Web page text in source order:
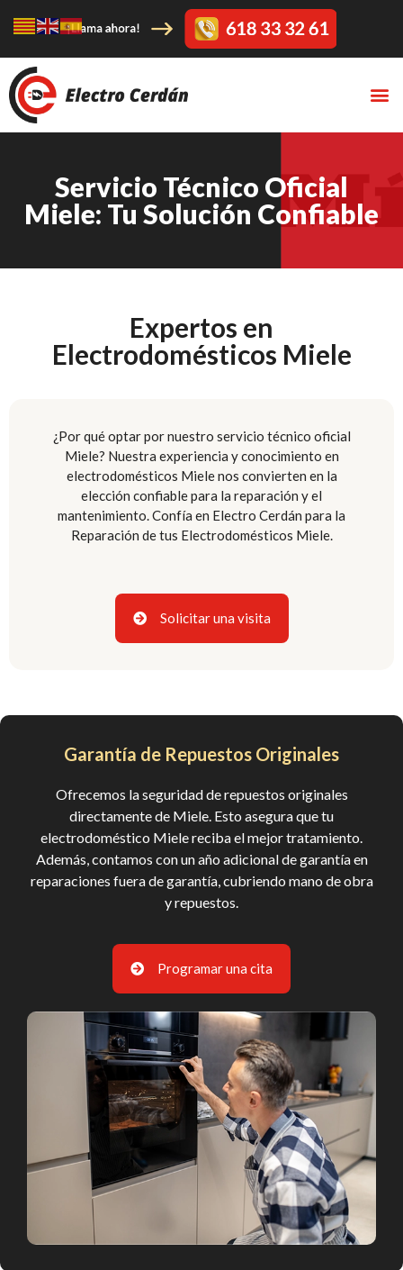
Servicio Técnico Oficial
Miele: Tu Solución Confiable
Expertos en
Electrodomésticos Miele
¿Por qué optar por nuestro servicio técnico oficial
Miele? Nuestra experiencia y conocimiento en
electrodomésticos Miele nos convierten en la
elección confiable para la reparación y el
mantenimiento. Confía en Electro Cerdán para la
Reparación de tus Electrodomésticos Miele.
Solicitar una visita
Garantía de Repuestos Originales
Ofrecemos la seguridad de repuestos originales
directamente de Miele. Esto asegura que tu
electrodoméstico Miele reciba el mejor tratamiento.
Además, contamos con un año adicional de garantía en
reparaciones fuera de garantía, cubriendo mano de obra
y repuestos.
Programar una cita